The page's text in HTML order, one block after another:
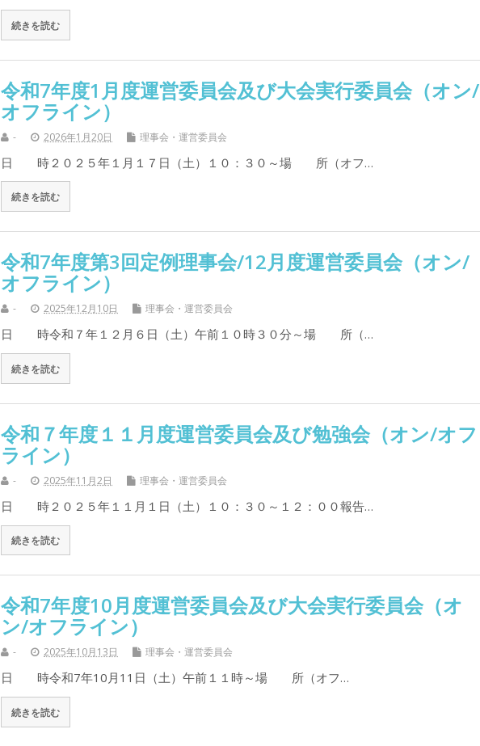
続きを読む
令和7年度1月度運営委員会及び大会実行委員会（オン/
オフライン）
- 2026年1月20日 理事会・運営委員会
日 時２０２５年１月１７日（土）１０：３０～場 所（オフ…
続きを読む
令和7年度第3回定例理事会/12月度運営委員会（オン/
オフライン）
- 2025年12月10日 理事会・運営委員会
日 時令和７年１２月６日（土）午前１０時３０分～場 所（…
続きを読む
令和７年度１１月度運営委員会及び勉強会（オン/オフ
ライン）
- 2025年11月2日 理事会・運営委員会
日 時２０２５年１１月１日（土）１０：３０～１２：００報告…
続きを読む
令和7年度10月度運営委員会及び大会実行委員会（オ
ン/オフライン）
- 2025年10月13日 理事会・運営委員会
日 時令和7年10月11日（土）午前１１時～場 所（オフ…
続きを読む